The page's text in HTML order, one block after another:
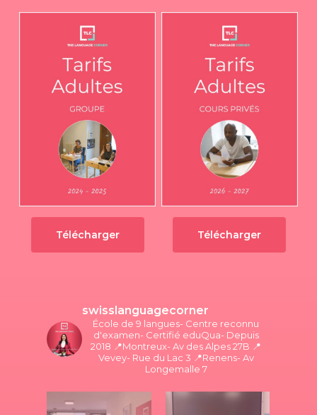
Télécharger Télécharger
swisslanguagecorner
École de 9 langues- Centre reconnu
d'examen- Certifié eduQua- Depuis
2018 📍Montreux- Av des Alpes 27B 📍
Vevey- Rue du Lac 3 📍Renens- Av
Longemalle 7